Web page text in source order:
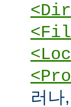
러나